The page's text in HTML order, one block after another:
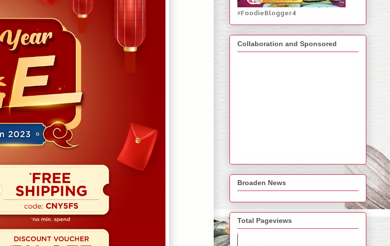
#FoodieBlogger4
Collaboration and Sponsored
Broaden News
Total Pageviews